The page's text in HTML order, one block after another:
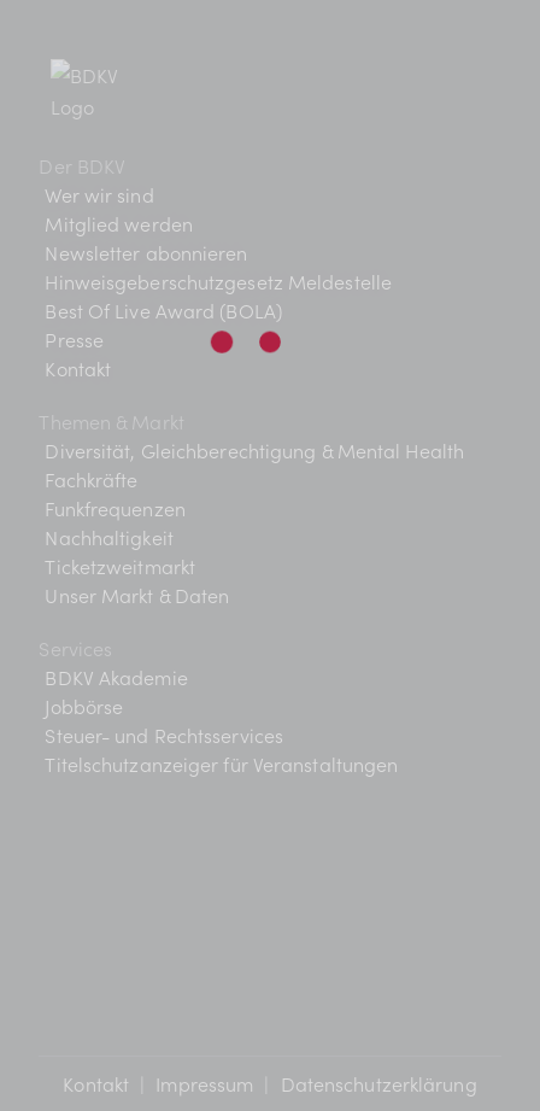
Der BDKV
Wer wir sind
Mitglied werden
Newsletter abonnieren
Hinweisgeberschutzgesetz Meldestelle
Best Of Live Award (BOLA)
Presse
Kontakt
Themen & Markt
Diversität, Gleichberechtigung & Mental Health
Fachkräfte
Funkfrequenzen
Nachhaltigkeit
Ticketzweitmarkt
Unser Markt & Daten
Services
BDKV Akademie
Jobbörse
Steuer- und Rechtsservices
Titelschutzanzeiger für Veranstaltungen
Kontakt Impressum Datenschutzerklärung
Juristische Beratung und
Geldwerte Vorteile und
Rabatte
BDKV Female Voice